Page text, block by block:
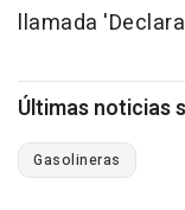
llamada
Últimas noticias
Gasolineras